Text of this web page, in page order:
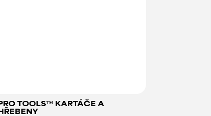
TOOLS™ KARTÁČE A